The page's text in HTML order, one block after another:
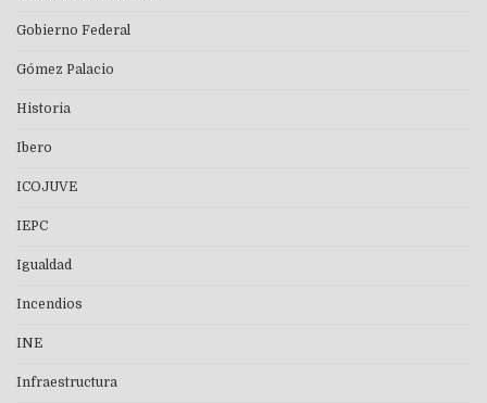
Gobierno Federal
Gómez Palacio
Historia
Ibero
ICOJUVE
IEPC
Igualdad
Incendios
INE
Infraestructura